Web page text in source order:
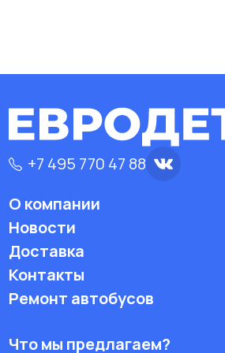
+7 495 770 47 88
О компании
Новости
Доставка
Контакты
Ремонт автобусов
Что мы предлагаем?